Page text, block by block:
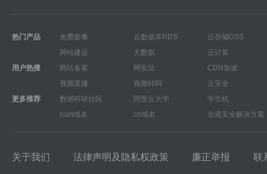
热门产品 免费套餐 云数据库RDS
云存储OSS
网站建设
大数据
云计算
用户热搜
网站备案 网安法
CDN加速
视频直播
视频转码
云安全
更多推荐
数据科研社区 阿里云大学
学生机
com域名
cn域名 合规安全解决方案
关于我们 法律声明及隐私权政策 廉正举报 联